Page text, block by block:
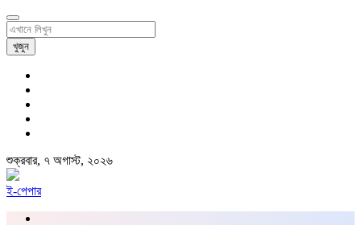
খুজুন
শুক্রবার, ৭ অগাস্ট, ২০২৬
ই-পেপার